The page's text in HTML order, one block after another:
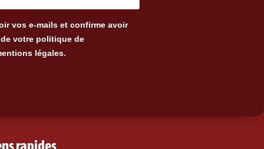
vos e-mails et confirme avoir
votre politique de
légales.
rapides